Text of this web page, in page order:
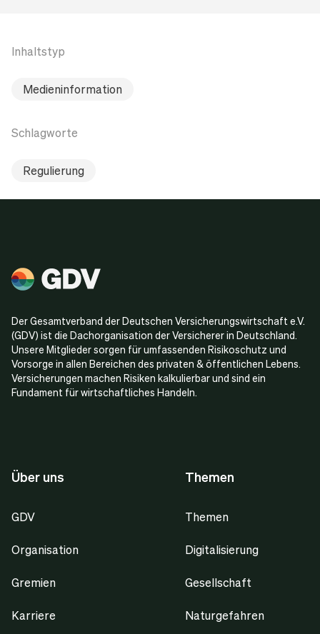
Inhaltstyp
Medieninformation
Schlagworte
Regulierung
Der Gesamtverband der Deutschen Versicherungswirtschaft e.V.
(GDV) ist die Dachorganisation der Versicherer in Deutschland.
Unsere Mitglieder sorgen für umfassenden Risikoschutz und
Vorsorge in allen Bereichen des privaten & öffentlichen Lebens.
Versicherungen machen Risiken kalkulierbar und sind ein
Fundament für wirtschaftliches Handeln.
Über uns
GDV
Organisation
Gremien
Karriere
Themen
Themen
Digitalisierung
Gesellschaft
Naturgefahren